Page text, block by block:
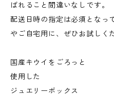
ばれること間違いなしです。
配送日時の指定は必須となっ
やご自宅用に、ぜひお試しく
国産キウイをごろっと
使用した
ジュエリーボックス